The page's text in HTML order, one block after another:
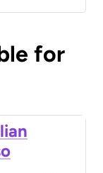
for